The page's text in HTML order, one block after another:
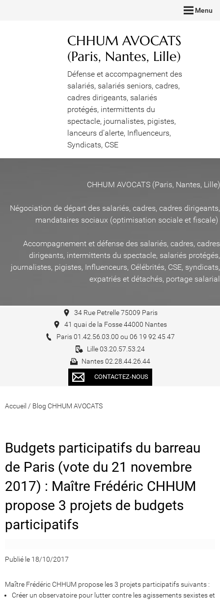
Menu
CHHUM AVOCATS
(Paris, Nantes, Lille)
Défense et accompagnement des
salariés, salariés seniors, cadres,
cadres dirigeants, salariés
protégés, intermittents du
spectacle, journalistes, pigistes,
lanceurs d'alerte, Influenceurs,
Syndicats, CSE
CHHUM AVOCATS (Paris, Nantes, Lille)
Négociation de départ des salariés, cadres, cadres dirigeants,
mandataires sociaux (optimisation sociale et fiscale)
Accompagnement et défense des salariés, cadres, cadres
dirigeants, intermittents du spectacle, salariés protégés,
journalistes, pigistes, Influenceurs, Célébrités, CSE, syndicats,
expatriés et détachés, portage salarial
34 Rue Petrelle 75009 Paris
41 quai de la Fosse 44000 Nantes
Paris 01.42.56.03.00 ou 06 19 92 45 47
Lille 03.20.57.53.24
Nantes 02.28.44.26.44
CONTACTEZ-NOUS
Accueil / Blog CHHUM AVOCATS
Budgets participatifs du barreau
de Paris (vote du 21 novembre
2017) : Maître Frédéric CHHUM
propose 3 projets de budgets
participatifs
Publié le 18/10/2017
Maître Frédéric CHHUM propose les 3 projets participatifs suivants :
Créer un observatoire pour lutter contre les agissements sexistes et